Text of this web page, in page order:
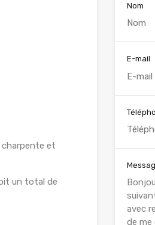
charpente et
un total de
Nom
E-mail